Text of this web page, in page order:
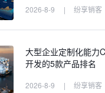
2026-8-9 | 纷享销客
大型企业定制化能力
开发的5款产品排名
2026-8-9 | 纷享销客